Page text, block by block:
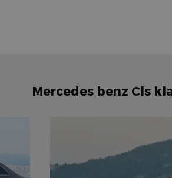
Mercedes benz Cls